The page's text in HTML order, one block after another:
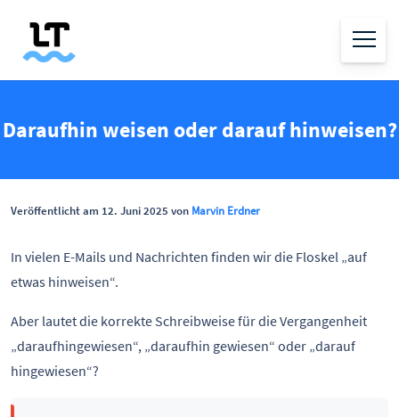
Daraufhin weisen oder darauf hinweisen?
Veröffentlicht am 12. Juni 2025 von Marvin Erdner
In vielen E-Mails und Nachrichten finden wir die Floskel „auf
etwas hinweisen“.
Aber lautet die korrekte Schreibweise für die Vergangenheit
„daraufhingewiesen“, „daraufhin gewiesen“ oder „darauf
hingewiesen“?